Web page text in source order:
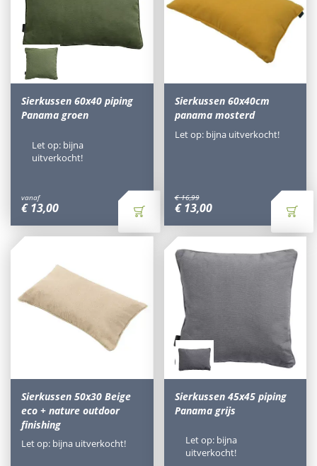
Sierkussen 60x40 piping
Panama groen
vanaf
€ 13,00
Let op: bijna
uitverkocht!
Sierkussen 60x40cm
panama mosterd
€ 16,99
€ 13,00
Let op: bijna uitverkocht!
Sierkussen 50x30 Beige
eco + nature outdoor
finishing
Let op: bijna uitverkocht!
Sierkussen 45x45 piping
Panama grijs
Let op: bijna
uitverkocht!